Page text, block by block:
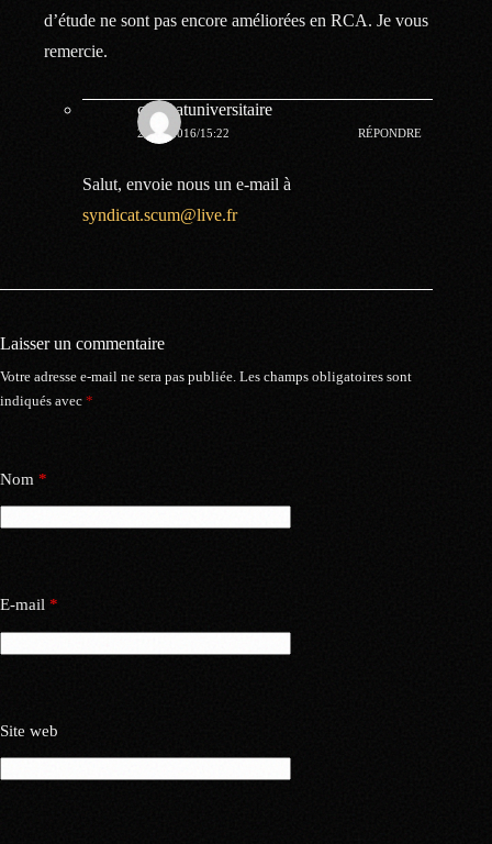
d’étude ne sont pas encore améliorées en RCA. Je vous
remercie.
combatuniversitaire
29.04.2016/15:22 RÉPONDRE
Salut, envoie nous un e-mail à
syndicat.scum@live.fr
Laisser un commentaire
Votre adresse e-mail ne sera pas publiée. Les champs obligatoires sont
indiqués avec *
Nom *
E-mail *
Site web